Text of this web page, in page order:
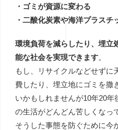
・ゴミが資源に変わる
・二酸化炭素や海洋プラスチ
環境負荷を減らしたり、埋立
能な社会を実現できます。
もし、リサイクルなどせずに
費したり、埋立地にゴミを撒
いかもしれませんが10年20
の生活がどんどん苦しくなっ
そうした事態を防ぐために今